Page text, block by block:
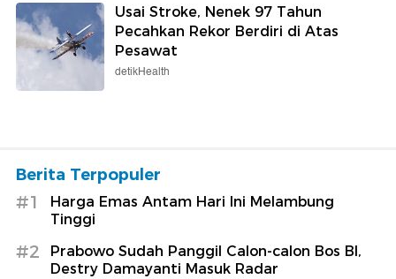
Usai Stroke, Nenek 97 Tahun
Pecahkan Rekor Berdiri di Atas
Pesawat
detikHealth
Berita Terpopuler
#1
Harga Emas Antam Hari Ini Melambung
Tinggi
#2
Prabowo Sudah Panggil Calon-calon Bos BI,
Destry Damayanti Masuk Radar